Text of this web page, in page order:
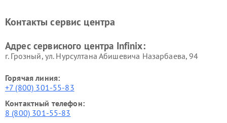
Контакты сервис центра
Адрес сервисного центра Infinix:
г. Грозный, ул. Нурсултана Абишевича Назарбаева, 94
Горячая линия:
+7 (800) 301-55-83
Контактный телефон:
8 (800) 301-55-83